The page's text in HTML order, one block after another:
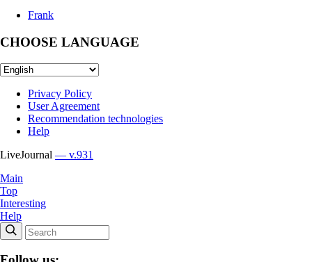
Frank
CHOOSE LANGUAGE
Privacy Policy
User Agreement
Recommendation technologies
Help
LiveJournal — v.931
Main
Top
Interesting
Help